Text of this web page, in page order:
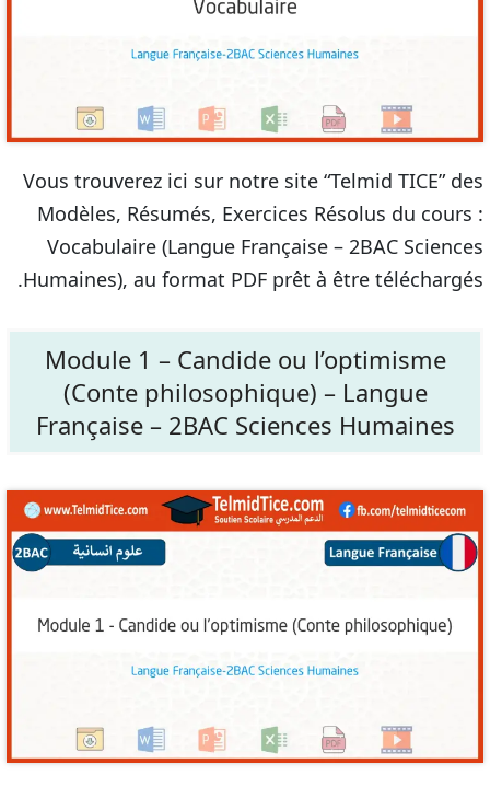
Vous trouverez ici sur notre site “Telmid TICE” des
Modèles, Résumés, Exercices Résolus du cours :
Vocabulaire (Langue Française – 2BAC Sciences
Humaines), au format PDF prêt à être téléchargés.
Module 1 – Candide ou l’optimisme
(Conte philosophique) – Langue
Française – 2BAC Sciences Humaines